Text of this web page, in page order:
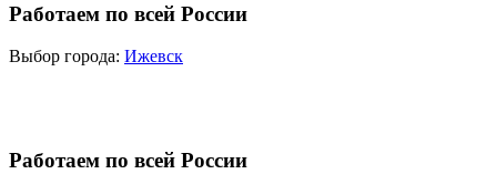
Работаем по всей России
Выбор города: Ижевск
Работаем по всей России